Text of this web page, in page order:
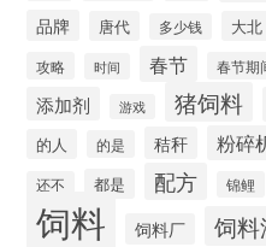
品牌 唐代 多少钱 大北
攻略 时间 春节 春节期
添加剂 游戏 猪饲料
的人 的是 秸秆 粉碎
还不 都是 配方 锦鲤
饲料 饲料厂 饲料